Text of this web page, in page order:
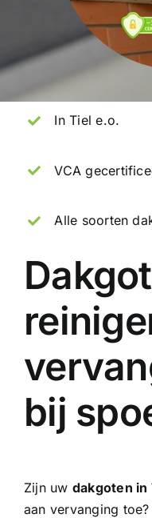
In Tiel e.o.
VCA
Alle soorten
bij
Zijn uw dakgoten in
aan vervanging